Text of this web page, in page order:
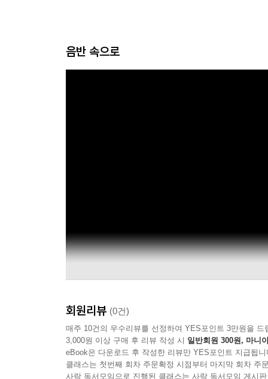
음반 속으로
회원리뷰 (0건)
매주 10건의 우수리뷰를 선정하여 YES포인트 3만원을 드
3,000원 이상 구매 후 리뷰 작성 시 일반회원 300원, 마니
eBook은 다운로드 후 작성한 리뷰만 YES포인트 지급됩니
클래스는 첫번째 회차 주문확정 시점부터 마지막 회차 주
사락 독서모임으로 진행된 클래스는 사락 독서모임 게시